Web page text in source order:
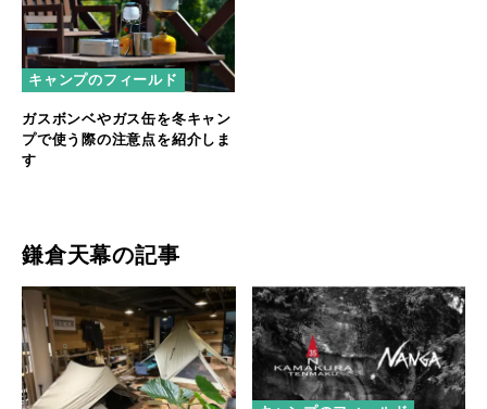
キャンプのフィールド
ガスボンベやガス缶を冬キャン
プで使う際の注意点を紹介しま
す
鎌倉天幕の記事